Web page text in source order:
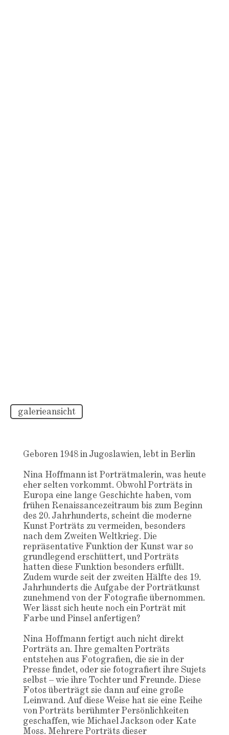
galerieansicht
Geboren 1948 in Jugoslawien, lebt in Berlin
Nina Hoffmann ist Porträtmalerin, was heute
eher selten vorkommt. Obwohl Porträts in
Europa eine lange Geschichte haben, vom
frühen Renaissancezeitraum bis zum Beginn
des 20. Jahrhunderts, scheint die moderne
Kunst Porträts zu vermeiden, besonders
nach dem Zweiten Weltkrieg. Die
repräsentative Funktion der Kunst war so
grundlegend erschüttert, und Porträts
hatten diese Funktion besonders erfüllt.
Zudem wurde seit der zweiten Hälfte des 19.
Jahrhunderts die Aufgabe der Porträtkunst
zunehmend von der Fotografie übernommen.
Wer lässt sich heute noch ein Porträt mit
Farbe und Pinsel anfertigen?
Nina Hoffmann fertigt auch nicht direkt
Porträts an. Ihre gemalten Porträts
entstehen aus Fotografien, die sie in der
Presse findet, oder sie fotografiert ihre Sujets
selbst – wie ihre Tochter und Freunde. Diese
Fotos überträgt sie dann auf eine große
Leinwand. Auf diese Weise hat sie eine Reihe
von Porträts berühmter Persönlichkeiten
geschaffen, wie Michael Jackson oder Kate
Moss. Mehrere Porträts dieser